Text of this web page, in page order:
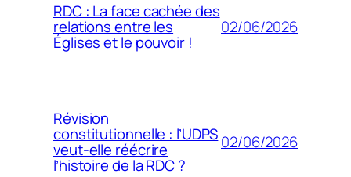
RDC : La face cachée des
relations entre les
Églises et le pouvoir !
02/06/2026
Révision
constitutionnelle : l’UDPS
veut-elle réécrire
l’histoire de la RDC ?
02/06/2026